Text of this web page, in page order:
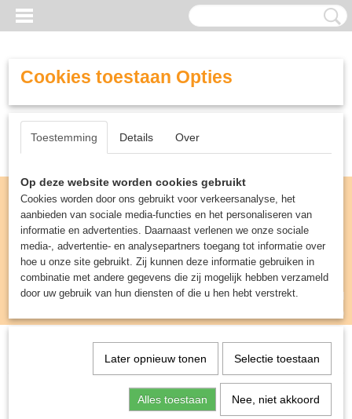
Inloggen Registreren
UW WINKELWAGEN
(0)
Spellen & Puzzels> Partyspellen
Cookies toestaan Opties
Toestemming Details Over
Op deze website worden cookies gebruikt
Cookies worden door ons gebruikt voor verkeersanalyse, het
aanbieden van sociale media-functies en het personaliseren van
informatie en advertenties. Daarnaast verlenen we onze sociale
media-, advertentie- en analysepartners toegang tot informatie over
hoe u onze site gebruikt. Zij kunnen deze informatie gebruiken in
combinatie met andere gegevens die zij mogelijk hebben verzameld
door uw gebruik van hun diensten of die u hen hebt verstrekt.
Later opnieuw tonen Selectie toestaan
Alles toestaan Nee, niet akkoord